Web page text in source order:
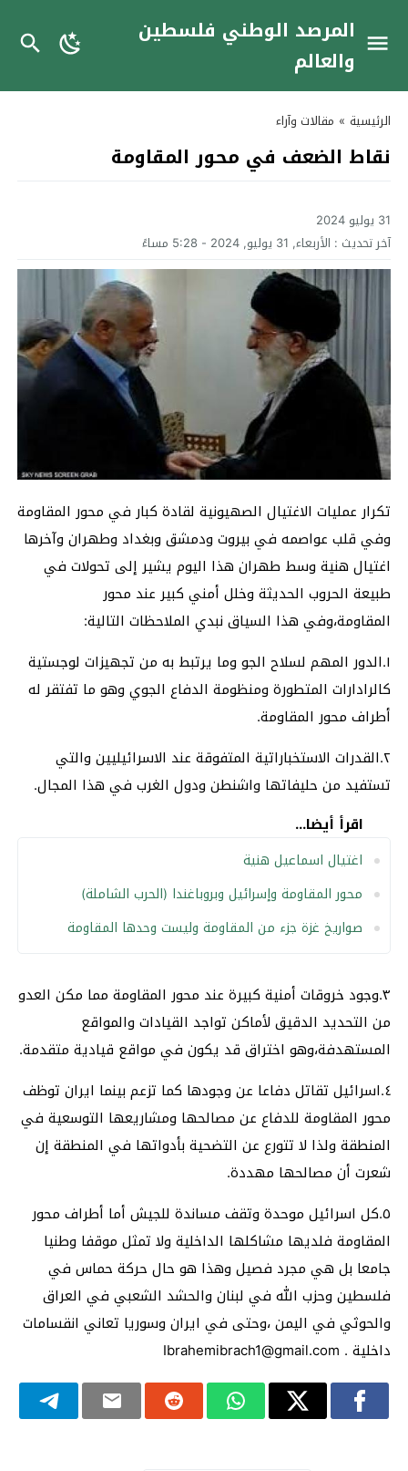
المرصد الوطني فلسطين
والعالم
الرئيسية » مقالات وآراء
نقاط الضعف في محور المقاومة
31 يوليو 2024
آخر تحديث : الأربعاء, 31 يوليو, 2024 - 5:28 مساءً
تكرار عمليات الاغتيال الصهيونية لقادة كبار في محور المقاومة
وفي قلب عواصمه في بيروت ودمشق وبغداد وطهران وآخرها
اغتيال هنية وسط طهران هذا اليوم يشير إلى تحولات في
طبيعة الحروب الحديثة وخلل أمني كبير عند محور
المقاومة،وفي هذا السياق نبدي الملاحظات التالية:
١.الدور المهم لسلاح الجو وما يرتبط به من تجهيزات لوجستية
كالرادارات المتطورة ومنظومة الدفاع الجوي وهو ما تفتقر له
أطراف محور المقاومة.
٢.القدرات الاستخباراتية المتفوقة عند الاسرائيليين والتي
تستفيد من حليفاتها واشنطن ودول الغرب في هذا المجال.
اقرأ أيضا...
اغتيال اسماعيل هنية
محور المقاومة وإسرائيل وبروباغندا (الحرب الشاملة)
صواريخ غزة جزء من المقاومة وليست وحدها المقاومة
٣.وجود خروقات أمنية كبيرة عند محور المقاومة مما مكن العدو
من التحديد الدقيق لأماكن تواجد القيادات والمواقع
المستهدفة،وهو اختراق قد يكون في مواقع قيادية متقدمة.
٤.اسرائيل تقاتل دفاعا عن وجودها كما تزعم بينما ايران توظف
محور المقاومة للدفاع عن مصالحها ومشاريعها التوسعية في
المنطقة ولذا لا تتورع عن التضحية بأدواتها في المنطقة إن
شعرت أن مصالحها مهددة.
٥.كل اسرائيل موحدة وتقف مساندة للجيش أما أطراف محور
المقاومة فلديها مشاكلها الداخلية ولا تمثل موقفا وطنيا
جامعا بل هي مجرد فصيل وهذا هو حال حركة حماس في
فلسطين وحزب الله في لبنان والحشد الشعبي في العراق
والحوثي في اليمن ،وحتى في ايران وسوريا تعاني انقسامات
داخلية . Ibrahemibrach1@gmail.com